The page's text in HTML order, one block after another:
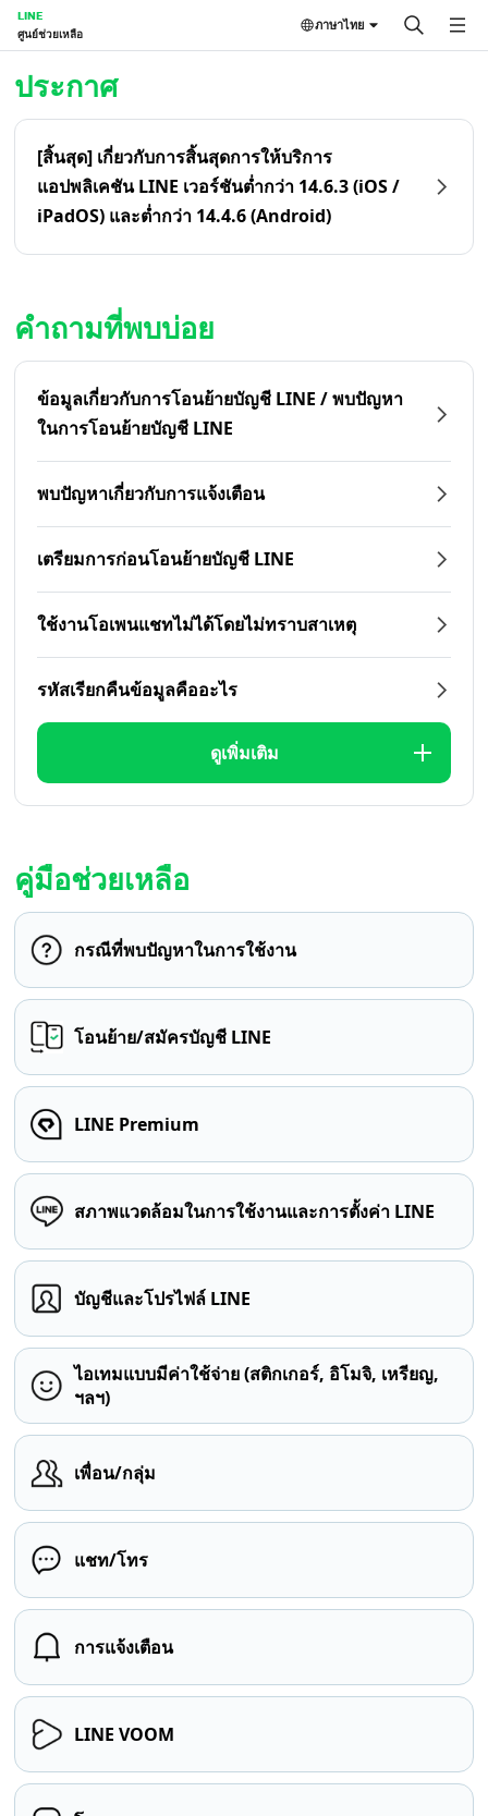
LINE
ศูนย์ช่วยเหลือ
ภาษาไทย
ประกาศ
[สิ้นสุด] เกี่ยวกับการสิ้นสุดการให้บริการ
แอปพลิเคชัน LINE เวอร์ชันต่ำกว่า 14.6.3 (iOS /
iPadOS) และต่ำกว่า 14.4.6 (Android)
คำถามที่พบบ่อย
ข้อมูลเกี่ยวกับการโอนย้ายบัญชี LINE / พบปัญหา
ในการโอนย้ายบัญชี LINE
พบปัญหาเกี่ยวกับการแจ้งเตือน
เตรียมการก่อนโอนย้ายบัญชี LINE
ใช้งานโอเพนแชทไม่ได้โดยไม่ทราบสาเหตุ
รหัสเรียกคืนข้อมูลคืออะไร
ดูเพิ่มเติม
คู่มือช่วยเหลือ
กรณีที่พบปัญหาในการใช้งาน
โอนย้าย/สมัครบัญชี LINE
LINE Premium
สภาพแวดล้อมในการใช้งานและการตั้งค่า LINE
บัญชีและโปรไฟล์ LINE
ไอเทมแบบมีค่าใช้จ่าย (สติกเกอร์, อิโมจิ, เหรียญ,
ฯลฯ)
เพื่อน/กลุ่ม
แชท/โทร
การแจ้งเตือน
LINE VOOM